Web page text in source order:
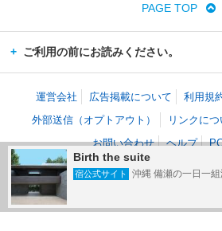
Birth the suite
宿公式サイト 沖縄 備瀬の一日一
PAGE TOP
ご利用の前にお読みください。
運営会社 広告掲載について 利用規
外部送信（オプトアウト）
リンクにつ
お問い合わせ
ヘルプ
(c) Kakaku.com, Inc. All Rights
掲載情報・写真など、すべてのコンテンツの無断複